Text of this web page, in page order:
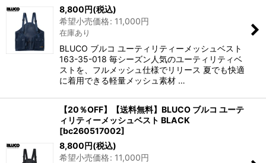
8,800円(税込)
希望小売価格: 11,000円
在庫あり
BLUCO ブルコ ユーティリティーメッシュベスト
163-35-018 毎シーズン人気のユーティリティベ
ストを、フルメッシュ仕様でリリース 夏でも快適
に着用できる軽量メッシュ素材 …
【20％OFF】【送料無料】BLUCO ブルコ ユーテ
ィリティーメッシュベスト BLACK
[bc260517002]
8,800円(税込)
希望小売価格: 11,000円